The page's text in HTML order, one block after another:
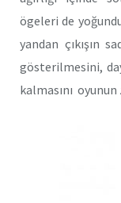
ögeleri de
yandan çıkışın
gösterilmesini,
kalmasını